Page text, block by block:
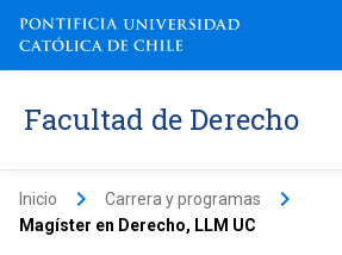
Facultad de Derecho
Inicio keyboard_arrow_right Carrera y programas keyboard_arrow_right
Magíster en Derecho, LLM UC